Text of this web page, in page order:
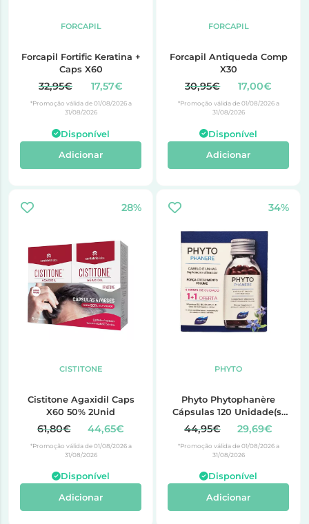
FORCAPIL
Forcapil Fortific Keratina +
Caps X60
32,95€ 17,57€
*Promoção válida de 01/08/2026 a
31/08/2026
Disponível
Adicionar
FORCAPIL
Forcapil Antiqueda Comp
X30
30,95€ 17,00€
*Promoção válida de 01/08/2026 a
31/08/2026
Disponível
Adicionar
28%
CISTITONE
Cistitone Agaxidil Caps
X60 50% 2Unid
61,80€ 44,65€
*Promoção válida de 01/08/2026 a
31/08/2026
Disponível
Adicionar
34%
PHYTO
Phyto Phytophanère
Cápsulas 120 Unidade(s)
com Oferta de Cápsulas
120 Unidade(s)
44,95€ 29,69€
*Promoção válida de 01/08/2026 a
31/08/2026
Disponível
Adicionar